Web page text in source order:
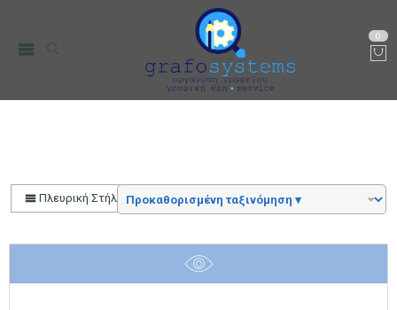
0
Πλευρική Στήλη